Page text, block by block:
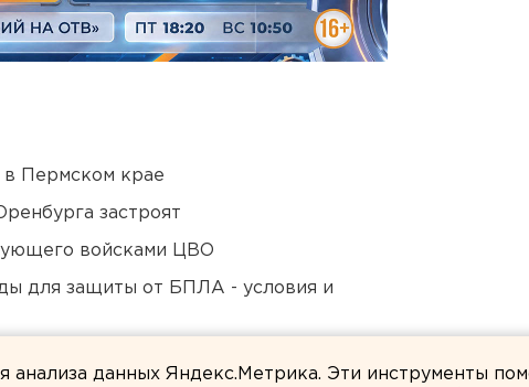
Пермском крае
застроят
войсками ЦВО
для защиты от БПЛА - условия и
анализа данных Яндекс.Метрика. Эти инструменты